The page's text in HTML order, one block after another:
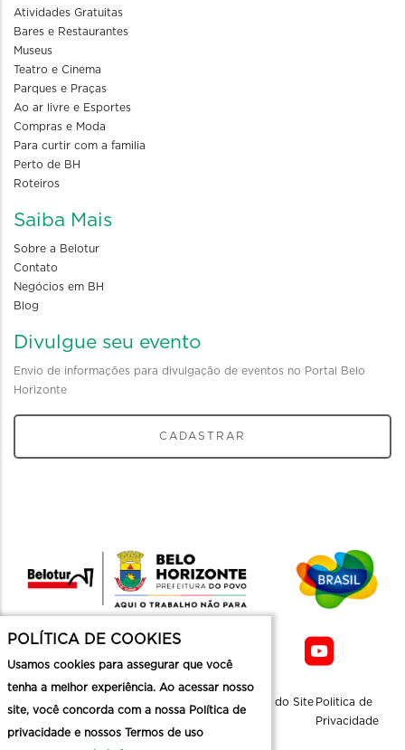
Atividades Gratuitas
Bares e Restaurantes
Museus
Teatro e Cinema
Parques e Praças
Ao ar livre e Esportes
Compras e Moda
Para curtir com a familia
Perto de BH
Roteiros
Saiba Mais
Sobre a Belotur
Contato
Negócios em BH
Blog
Divulgue seu evento
Envio de informações para divulgação de eventos no Portal Belo
Horizonte
CADASTRAR
Mapa do Site Politica de
Privacidade
POLÍTICA DE COOKIES
Usamos cookies para assegurar que você
tenha a melhor experiência. Ao acessar nosso
site, você concorda com a nossa Política de
privacidade e nossos Termos de uso